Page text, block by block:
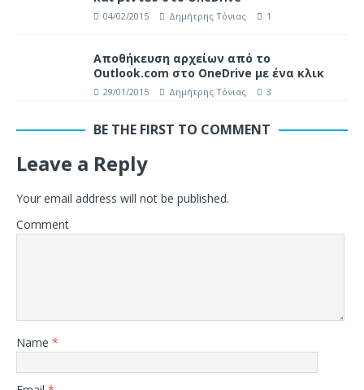
04/02/2015 Δημήτρης Τόνιας 1
Αποθήκευση αρχείων από το
Outlook.com στο OneDrive με ένα κλικ
29/01/2015 Δημήτρης Τόνιας 3
BE THE FIRST TO COMMENT
Leave a Reply
Your email address will not be published.
Comment
Name *